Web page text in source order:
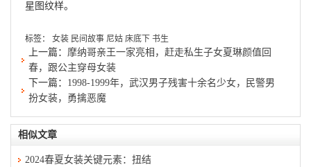
星图纹样。
标签： 女装 民间故事 尼姑 床底下 书生
上一篇： 摩纳哥亲王一家亮相，赶走私生子女夏琳颜值回
春，跟公主穿母女装
下一篇： 1998-1999年，武汉男子残害十余名少女，民警男
扮女装，勇擒恶魔
相似文章
2024春夏女装关键元素：扭结